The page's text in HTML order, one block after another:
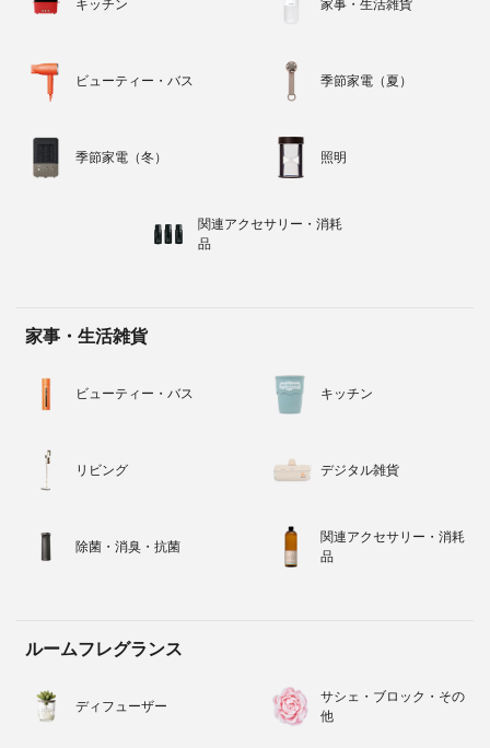
キッチン 家事・生活雑貨
ビューティー・バス 季節家電（夏）
季節家電（冬） 照明
関連アクセサリー・消耗
品
家事・生活雑貨
ビューティー・バス キッチン
リビング デジタル雑貨
除菌・消臭・抗菌
関連アクセサリー・消耗
品
ルームフレグランス
ディフューザー
サシェ・ブロック・その
他